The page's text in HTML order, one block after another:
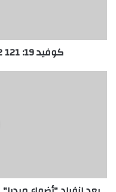
كوفيد 19: 121 2 إصابة جديدة، و34 وفاة